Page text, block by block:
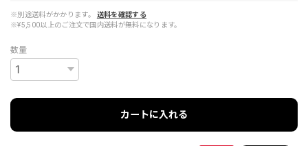
※別途送料がかかります。
送料を確認する
※¥5,500以上のご注文で国内送料が無料になります。
数量
カートに入れる